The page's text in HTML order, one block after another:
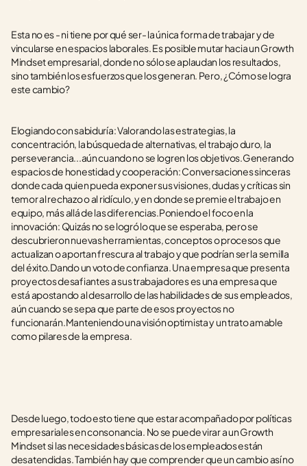
Esta no es - ni tiene por qué ser- la única forma de trabajar y de
vincularse en espacios laborales. Es posible mutar hacia un Growth
Mindset empresarial, donde no sólo se aplaudan los resultados,
sino también los esfuerzos que los generan. Pero, ¿Cómo se logra
este cambio?
Elogiando con sabiduría: Valorando las estrategias, la
concentración, la búsqueda de alternativas, el trabajo duro, la
perseverancia...aún cuando no se logren los objetivos.Generando
espacios de honestidad y cooperación: Conversaciones sinceras
donde cada quien pueda exponer sus visiones, dudas y críticas sin
temor al rechazo o al ridículo, y en donde se premie el trabajo en
equipo, más allá de las diferencias.Poniendo el foco en la
innovación: Quizás no se logró lo que se esperaba, pero se
descubrieron nuevas herramientas, conceptos o procesos que
actualizan o aportan frescura al trabajo y que podrían ser la semilla
del éxito.Dando un voto de confianza. Una empresa que presenta
proyectos desafiantes a sus trabajadores es una empresa que
está apostando al desarrollo de las habilidades de sus empleados,
aún cuando se sepa que parte de esos proyectos no
funcionarán.Manteniendo una visión optimista y un trato amable
como pilares de la empresa.
Desde luego, todo esto tiene que estar acompañado por políticas
empresariales en consonancia. No se puede virar a un Growth
Mindset si las necesidades básicas de los empleados están
desatendidas. También hay que comprender que un cambio así no